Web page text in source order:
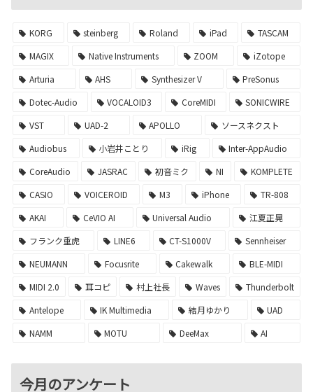
KORG steinberg Roland iPad
TASCAM
MAGIX
Native Instruments ZOOM
iZotope
Arturia
AHS Synthesizer V
PreSonus
Dotec-Audio
VOCALOID3 CoreMIDI
SONICWIRE
VST
UAD-2 APOLLO
ソースネクスト
Audiobus
小岩井ことり iRig
Inter-AppAudio
CoreAudio
JASRAC 初音ミク NI
KOMPLETE
CASIO
VOICEROID M3 iPhone
TR-808
AKAI
CeVIO AI Universal Audio
江夏正晃
フランク重虎
LINE6 CT-S1000V
Sennheiser
NEUMANN
Focusrite Cakewalk
BLE-MIDI
MIDI 2.0
耳コピ 村上社長 Waves
Thunderbolt
Antelope
IK Multimedia 結月ゆかり
UAD
NAMM
MOTU DeeMax AI
今月のアンケート